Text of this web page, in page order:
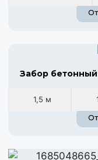
Забор
1,5 м